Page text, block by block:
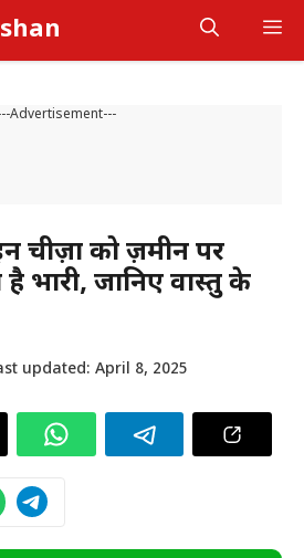
Advertisement---
चीज़ों को ज़मीन पर
भारी, जानिए वास्तु के
updated: April 8, 2025